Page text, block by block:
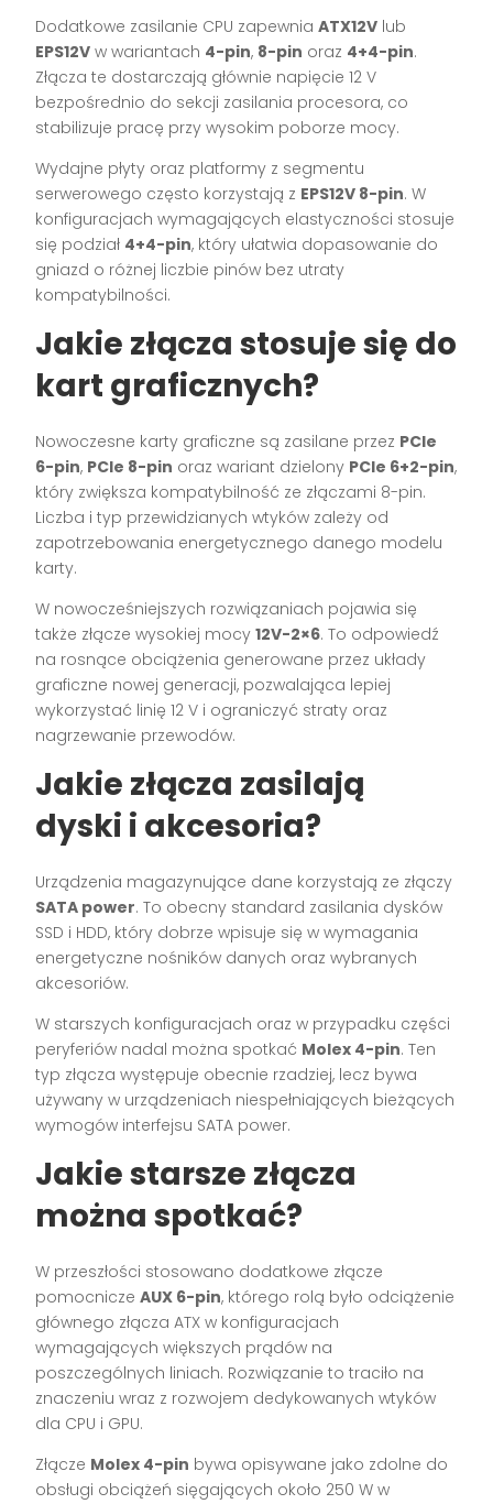
Dodatkowe zasilanie CPU zapewniaATX12V lub
EPS12V w wariantach 4-pin, 8-pin oraz 4+4-pin.
Złącza te dostarczają głównie napięcie 12 V
bezpośrednio do sekcji zasilania procesora, co
stabilizuje pracę przy wysokim poborze mocy.
Wydajne płyty oraz platformy z segmentu
serwerowego często korzystają z EPS12V 8-pin. W
konfiguracjach wymagających elastyczności stosuje
się podział 4+4-pin, który ułatwia dopasowanie do
gniazd o różnej liczbie pinów bez utraty
kompatybilności.
Jakie złącza stosuje się do
kart graficznych?
Nowoczesne karty graficzne są zasilane przez PCIe
6-pin, PCIe 8-pin oraz wariant dzielony PCIe 6+2-pin,
który zwiększa kompatybilność ze złączami 8-pin.
Liczba i typ przewidzianych wtyków zależy od
zapotrzebowania energetycznego danego modelu
karty.
W nowocześniejszych rozwiązaniach pojawia się
także złącze wysokiej mocy12V-2×6. To odpowiedź
na rosnące obciążenia generowane przez układy
graficzne nowej generacji, pozwalająca lepiej
wykorzystać linię 12 V i ograniczyć straty oraz
nagrzewanie przewodów.
Jakie złącza zasilają
dyski i akcesoria?
Urządzenia magazynujące dane korzystają ze złączy
SATA power. To obecny standard zasilania dysków
SSD i HDD, który dobrze wpisuje się w wymagania
energetyczne nośników danych oraz wybranych
akcesoriów.
W starszych konfiguracjach oraz w przypadku części
peryferiów nadal można spotkać Molex 4-pin. Ten
typ złącza występuje obecnie rzadziej, lecz bywa
używany w urządzeniach niespełniających bieżących
wymogów interfejsu SATA power.
Jakie starsze złącza
można spotkać?
W przeszłości stosowano dodatkowe złącze
pomocniczeAUX 6-pin, którego rolą było odciążenie
głównego złącza ATX w konfiguracjach
wymagających większych prądów na
poszczególnych liniach. Rozwiązanie to traciło na
znaczeniu wraz z rozwojem dedykowanych wtyków
dla CPU i GPU.
Złącze Molex 4-pin bywa opisywane jako zdolne do
obsługi obciążeń sięgających około 250 W w